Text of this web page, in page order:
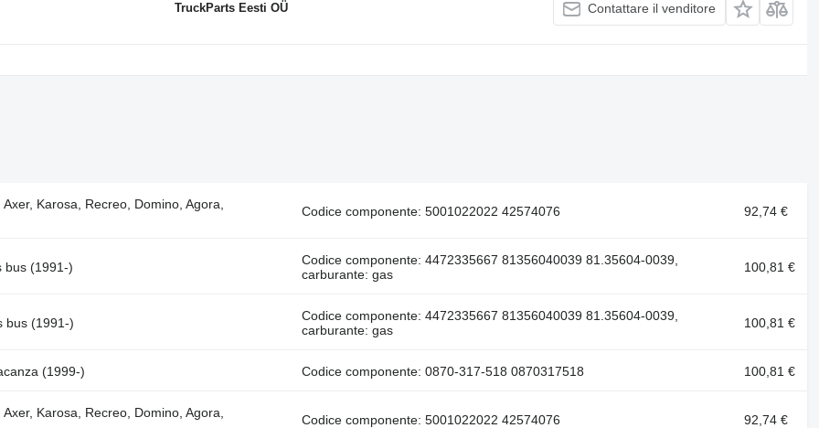
TruckParts Eesti OÜ Contattare il venditore
Karosa, Recreo, Domino, Agora,
Codice componente: 5001022022 42574076 92,74 €
bus (1991-)
Codice componente: 4472335667 81356040039 81.35604-0039,
carburante: gas
100,81 €
bus (1991-)
Codice componente: 4472335667 81356040039 81.35604-0039,
carburante: gas
100,81 €
(1999-) Codice componente: 0870-317-518 0870317518 100,81 €
Karosa, Recreo, Domino, Agora,
Codice componente: 5001022022 42574076 92,74 €